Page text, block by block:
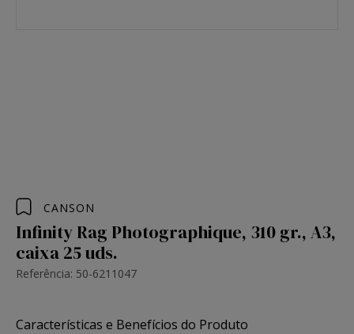
CANSON
Infinity Rag Photographique, 310 gr., A3,
caixa 25 uds.
Referência: 50-6211047
Características e Benefícios do Produto